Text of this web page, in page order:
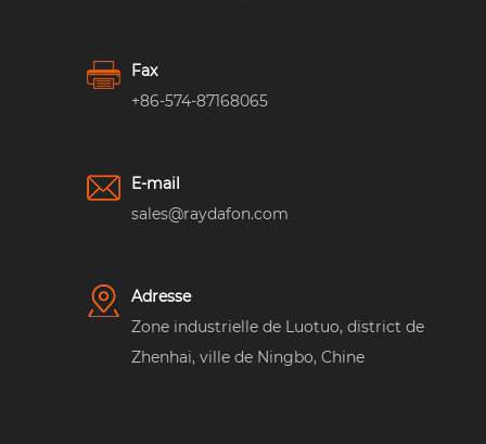
Fax
+86-574-87168065
E-mail
sales@raydafon.com
Adresse
Zone industrielle de Luotuo, district de
Zhenhai, ville de Ningbo, Chine